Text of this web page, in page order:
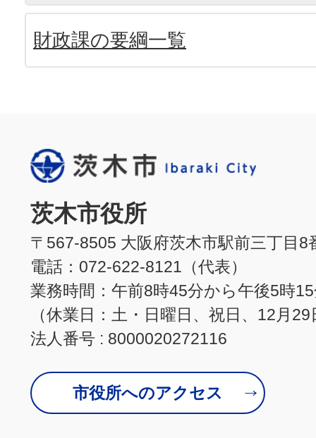
財政課の要綱一覧
茨木市役所
〒567-8505 大阪府茨木市駅前三丁目8
電話：072-622-8121（代表）
業務時間：午前8時45分から午後5時
（休業日：土・日曜日、祝日、12月
法人番号 : 8000020272116
市役所へのアクセス